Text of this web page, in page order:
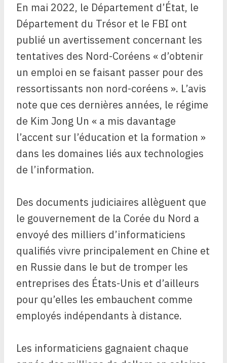
En mai 2022, le Département d’État, le
Département du Trésor et le FBI ont
publié un avertissement concernant les
tentatives des Nord-Coréens « d’obtenir
un emploi en se faisant passer pour des
ressortissants non nord-coréens ». L’avis
note que ces dernières années, le régime
de Kim Jong Un « a mis davantage
l’accent sur l’éducation et la formation »
dans les domaines liés aux technologies
de l’information.
Des documents judiciaires allèguent que
le gouvernement de la Corée du Nord a
envoyé des milliers d’informaticiens
qualifiés vivre principalement en Chine et
en Russie dans le but de tromper les
entreprises des États-Unis et d’ailleurs
pour qu’elles les embauchent comme
employés indépendants à distance.
Les informaticiens gagnaient chaque